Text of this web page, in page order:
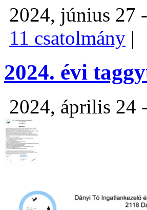
2024, június 27
11 csatolmány |
2024. évi
2024, április 24